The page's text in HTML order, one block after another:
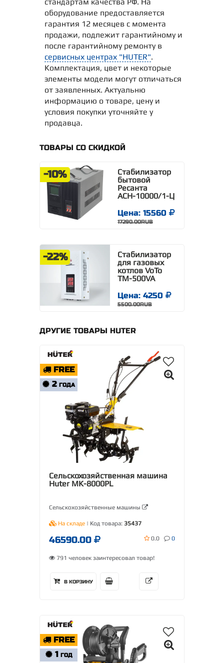
оборудование предоставляется
гарантия 12 месяцев с момента
продажи, подлежит гарантийному и
после гарантийному ремонту в
сервисных центрах "HUTER".
Комплектация, цвет и некоторые
элементы модели могут отличаться
от заявленных. Актуальню
информацию о товаре, цену и
условия покупки уточняйте у
продавца.
ТОВАРЫ СО СКИДКОЙ
-10%
Стабилизатор
бытовой
Ресанта
АСН-10000/1-Ц
Цена: 15560
17290.00RUB
-22%
Стабилизатор
для газовых
котлов VoTo
TM-500VA
Цена: 4250
5500.00RUB
ДРУГИЕ ТОВАРЫ HUTER
FREE
2 ГОДА
Сельскохозяйственная машина
Huter МК-8000РL
Сельскохозяйственные машины
На складе | Код товара: 35437
46590.00 0.0 0
791 человек заинтересовал товар!
В КОРЗИНУ
FREE
1
ГОД